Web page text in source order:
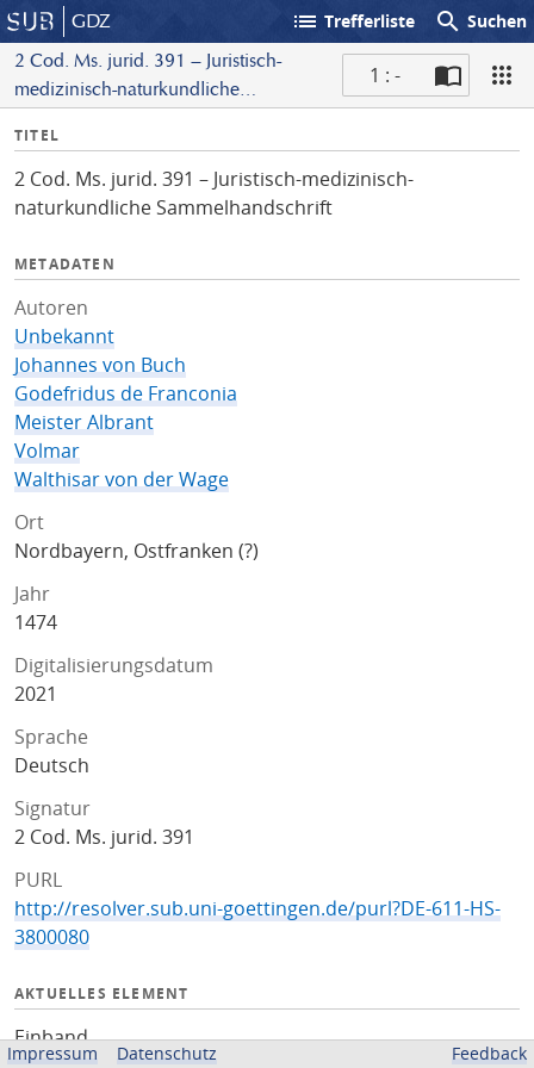
GDZ list Trefferliste search Suchen
2 Cod. Ms. jurid. 391 – Juristisch-
medizinisch-naturkundliche
1 : -
I
f
o
TITEL
2 Cod. Ms. jurid. 391 – Juristisch-medizinisch-
naturkundliche Sammelhandschrift
METADATEN
Autoren
Unbekannt
Johannes von Buch
Godefridus de Franconia
Meister Albrant
Volmar
Walthisar von der Wage
Ort
Nordbayern, Ostfranken (?)
Jahr
1474
Digitalisierungsdatum
2021
Sprache
Deutsch
Signatur
2 Cod. Ms. jurid. 391
PURL
http://resolver.sub.uni-goettingen.de/purl?DE-611-HS-
3800080
AKTUELLES ELEMENT
Einband
Impressum Datenschutz Feedback